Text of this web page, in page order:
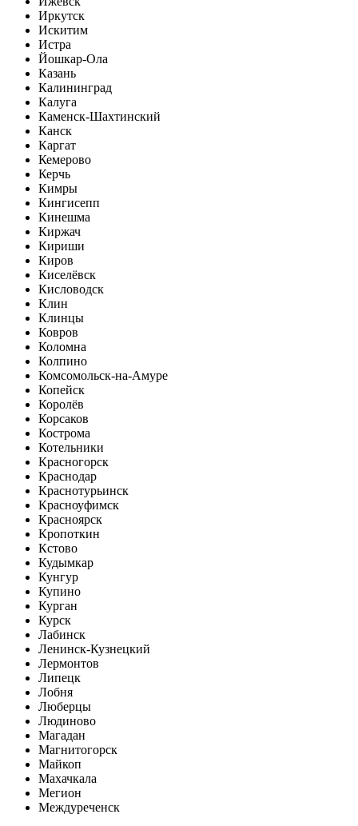
Иркутск
Искитим
Истра
Йошкар-Ола
Казань
Калининград
Калуга
Каменск-Шахтинский
Канск
Каргат
Кемерово
Керчь
Кимры
Кингисепп
Кинешма
Киржач
Кириши
Киров
Киселёвск
Кисловодск
Клин
Клинцы
Ковров
Коломна
Колпино
Комсомольск-на-Амуре
Копейск
Королёв
Корсаков
Кострома
Котельники
Красногорск
Краснодар
Краснотурьинск
Красноуфимск
Красноярск
Кропоткин
Кстово
Кудымкар
Кунгур
Купино
Курган
Курск
Лабинск
Ленинск-Кузнецкий
Лермонтов
Липецк
Лобня
Люберцы
Людиново
Магадан
Магнитогорск
Майкоп
Махачкала
Мегион
Междуреченск